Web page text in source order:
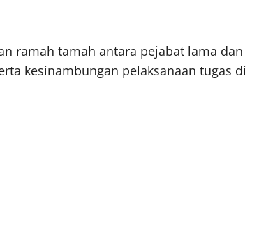
ramah tamah antara pejabat lama dan
kesinambungan pelaksanaan tugas di